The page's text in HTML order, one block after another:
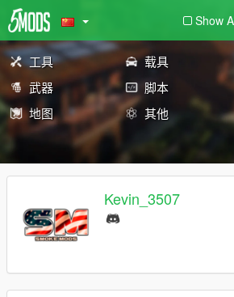
Show
工具 载具
武器
脚本
地图
其他
Kevin_3507